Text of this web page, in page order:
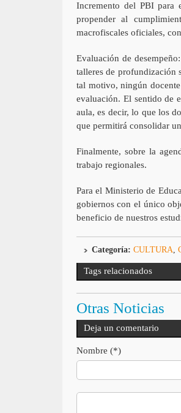
Incremento del PBI para
propender al
macrofiscales oficiales,
Evaluación de
talleres de profundización
tal motivo, ningún
evaluación. El sentido de
aula, es decir, lo que los
que permitirá consolidar
Finalmente, sobre la
trabajo regionales.
Para el Ministerio de
gobiernos con el único
beneficio de nuestros
Categoría: CULTURA
Tags relacionados
Otras Noticias
Deja un comentario
Nombre (*)